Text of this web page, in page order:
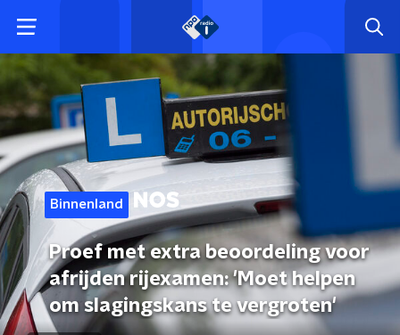
Binnenland
Proef met extra beoordeling voor
afrijden rijexamen: 'Moet helpen
om slagingskans te vergroten'